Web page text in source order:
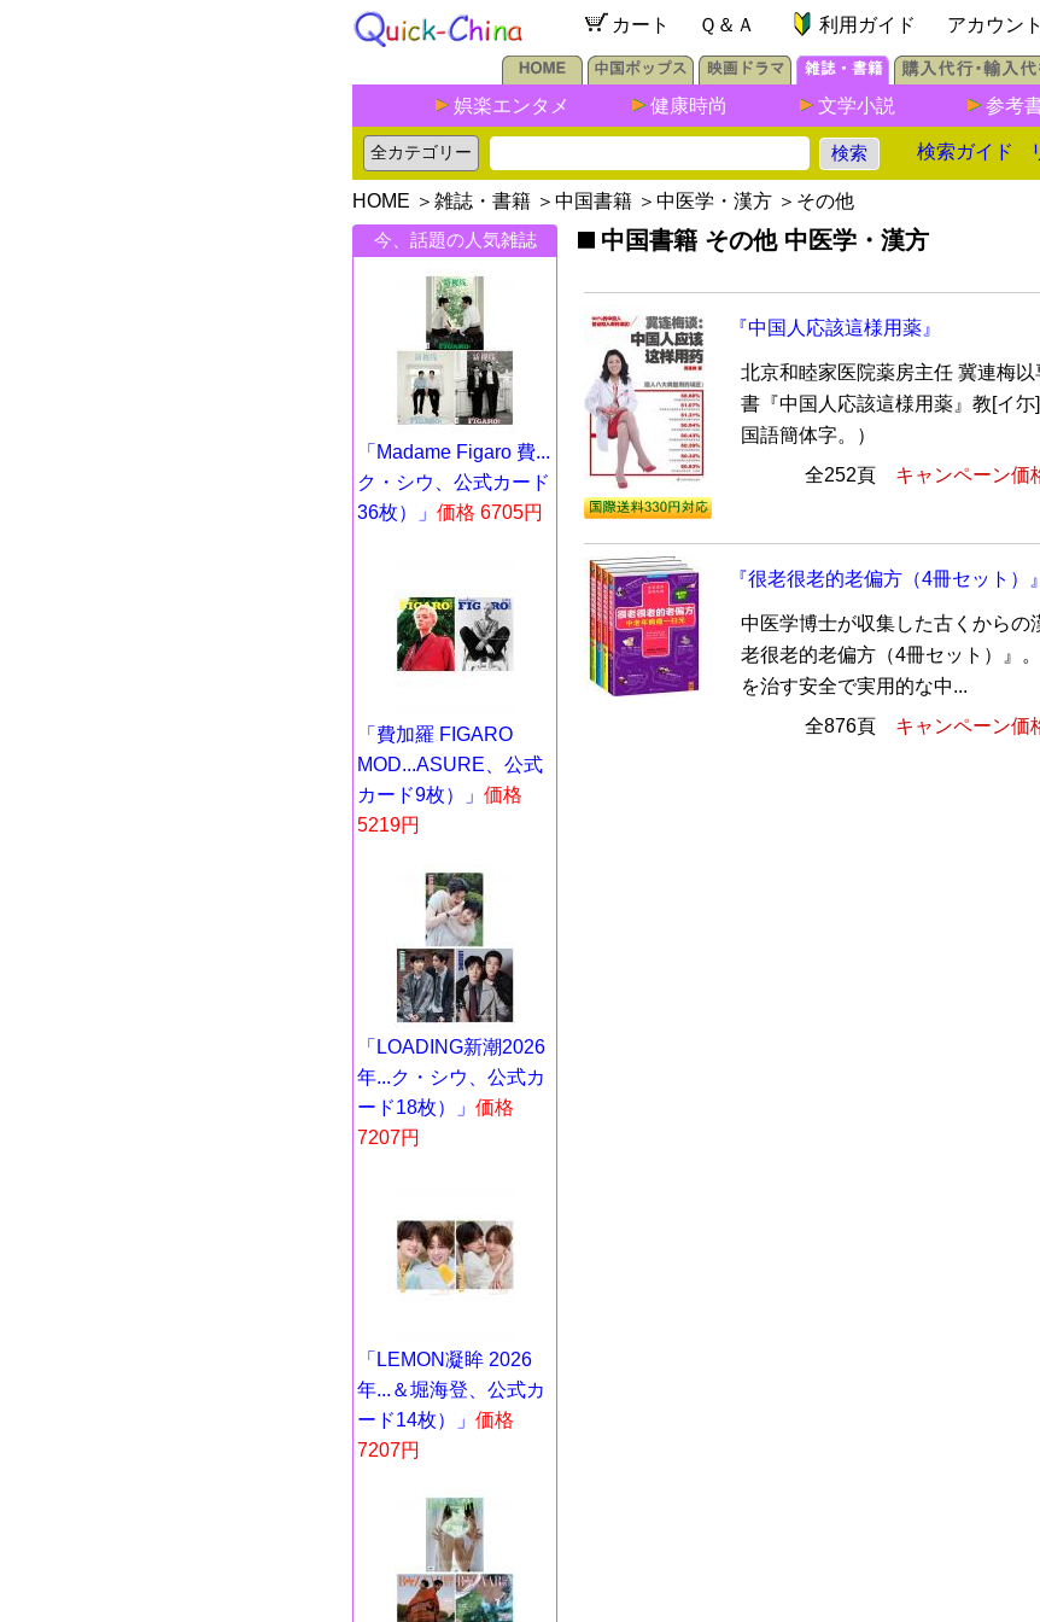
カート Ｑ＆Ａ 利用ガイド アカウント
娯楽エンタメ 健康時尚 文学小説 参考
検索ガイド
HOME ＞ 雑誌・書籍 ＞ 中国書籍 ＞ 中医学・漢方 ＞ その他
今、話題の人気雑誌
「Madame Figaro 費...
ク・シウ、公式カード
36枚）」 価格 6705円
「費加羅 FIGARO
MOD...ASURE、公式
カード9枚）」 価格
5219円
「LOADING新潮2026
年...ク・シウ、公式カ
ード18枚）」 価格
7207円
「LEMON凝眸 2026
年...＆堀海登、公式カ
ード14枚）」 価格
7207円
中国書籍 その他 中医学・漢方
『中国人応該這様用薬』
北京和睦家医院薬房主任 冀連梅
書『中国人応該這様用薬』教[イ
国語簡体字。）
全252頁 キャンペーン価
『很老很老的老偏方（4冊セット）』
中医学博士が収集した古くからの
老很老的老偏方（4冊セット）』
を治す安全で実用的な中...
全876頁 キャンペーン価